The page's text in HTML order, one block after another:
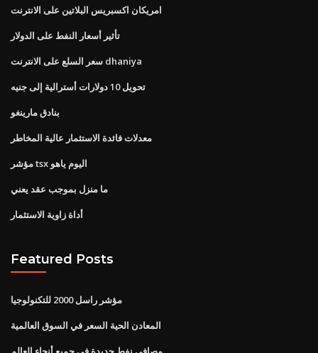
امريكان اكسبريس البلاتين على الانترنت
تأثير أسعار النفط على الدولار
سعر السلع على الانترنت dhaniya
تحويل 10 دولارات أسترالية إلى جنيه
بنادق مارينغو
معدلات فائدة الاستثمار عالية المخاطر
مؤشر tsx اليوم ياهو
ما منزل بموجب عقد يعني
أداة زاوية الاستثمار
Featured Posts
مؤشر راسل 2000 للتكنولوجيا
المعادن الحية السعر في السوق العالمية